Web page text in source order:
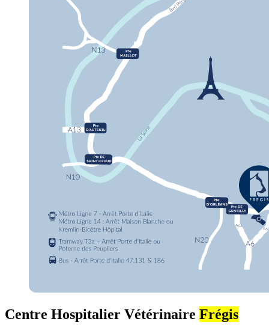
Centre Hospitalier Vétérinaire Frégis